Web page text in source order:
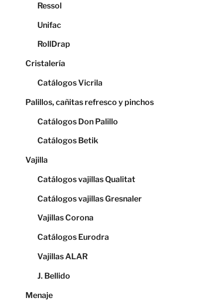
Ressol
Unifac
RollDrap
Cristalería
Catálogos Vicrila
Palillos, cañitas refresco y pinchos
Catálogos Don Palillo
Catálogos Betik
Vajilla
Catálogos vajillas Qualitat
Catálogos vajillas Gresnaler
Vajillas Corona
Catálogos Eurodra
Vajillas ALAR
J. Bellido
Menaje